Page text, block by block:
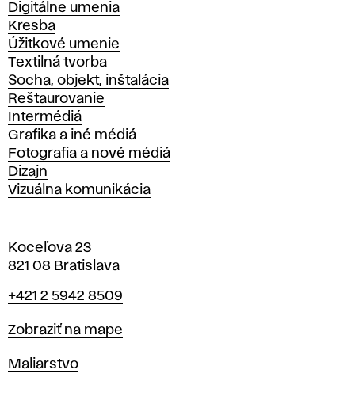
Katedry
Digitálne umenia
Kresba
Úžitkové umenie
Textilná tvorba
Socha, objekt, inštalácia
Reštaurovanie
Intermédiá
Grafika a iné médiá
Fotografia a nové médiá
Dizajn
Vizuálna komunikácia
Koceľova 23
821 08 Bratislava
Telefón
+421 2 5942 8509
Mapa
Zobraziť na mape
Katedry
Maliarstvo